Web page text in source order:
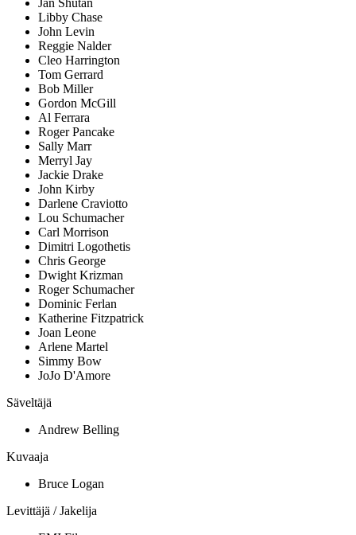
Jan Shutan
Libby Chase
John Levin
Reggie Nalder
Cleo Harrington
Tom Gerrard
Bob Miller
Gordon McGill
Al Ferrara
Roger Pancake
Sally Marr
Merryl Jay
Jackie Drake
John Kirby
Darlene Craviotto
Lou Schumacher
Carl Morrison
Dimitri Logothetis
Chris George
Dwight Krizman
Roger Schumacher
Dominic Ferlan
Katherine Fitzpatrick
Joan Leone
Arlene Martel
Simmy Bow
JoJo D'Amore
Säveltäjä
Andrew Belling
Kuvaaja
Bruce Logan
Levittäjä / Jakelija